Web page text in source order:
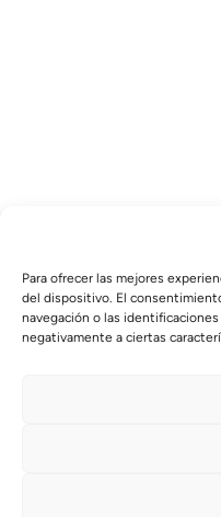
Para ofrecer las mejores
del dispositivo. El
navegación o las
negativamente a ciertas